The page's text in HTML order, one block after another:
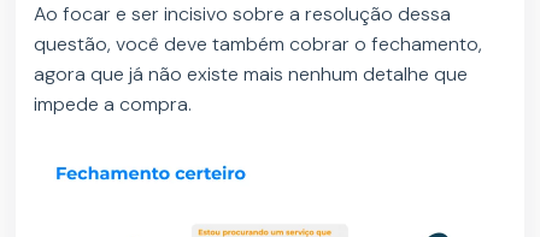
Ao focar e ser incisivo sobre a resolução dessa
questão, você deve também cobrar o fechamento,
agora que já não existe mais nenhum detalhe que
impede a compra.